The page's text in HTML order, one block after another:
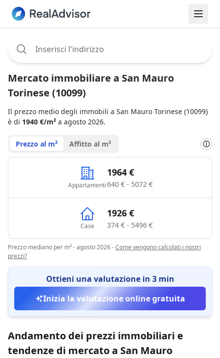
Mercato immobiliare a San Mauro
Torinese (10099)
Il prezzo medio degli immobili a San Mauro Torinese (10099)
è di 1940 €/m² a agosto 2026.
Prezzo al m² Affitto al m² ⓘ
Appartamenti
1964 €
640 € - 5072 €
Case
1926 €
374 € - 5496 €
Prezzo mediano per m² - agosto 2026-Come vengono calcolati i nostri
prezzi?
Ottieni una valutazione in 3 min
Inizia la valutazione online gratuita
Andamento dei prezzi immobiliari e
tendenze di mercato a San Mauro